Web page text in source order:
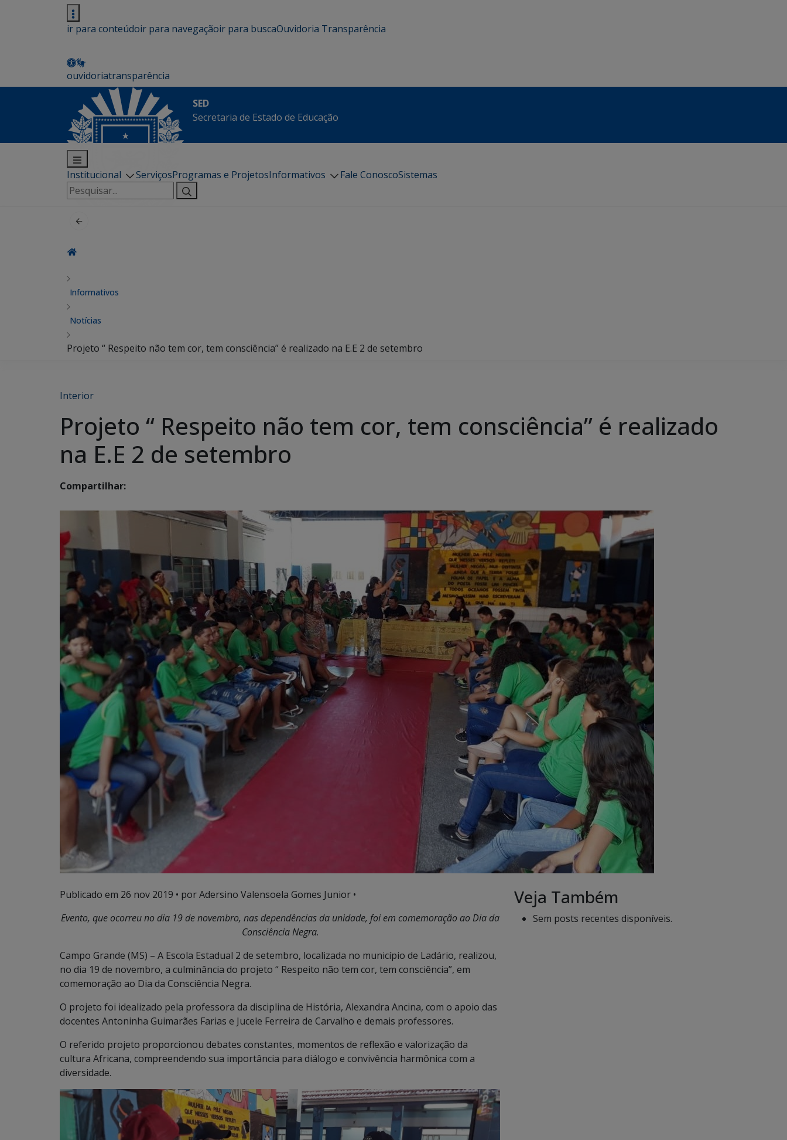
ir para conteúdoir para navegaçãoir para buscaOuvidoria Transparência
ouvidoriatransparência
SED
Secretaria de Estado de Educação
Institucional ServiçosProgramas e ProjetosInformativos Fale ConoscoSistemas
Pesquisar
por:
Informativos
Notícias
Projeto “ Respeito não tem cor, tem consciência” é realizado na E.E 2 de setembro
Interior
Projeto “ Respeito não tem cor, tem consciência” é realizado
na E.E 2 de setembro
Compartilhar:
Publicado em 26 nov 2019 • por Adersino Valensoela Gomes Junior •
Evento, que ocorreu no dia 19 de novembro, nas dependências da unidade, foi em comemoração ao Dia da
Consciência Negra.
Campo Grande (MS) – A Escola Estadual 2 de setembro, localizada no município de Ladário, realizou,
no dia 19 de novembro, a culminância do projeto “ Respeito não tem cor, tem consciência”, em
comemoração ao Dia da Consciência Negra.
O projeto foi idealizado pela professora da disciplina de História, Alexandra Ancina, com o apoio das
docentes Antoninha Guimarães Farias e Jucele Ferreira de Carvalho e demais professores.
O referido projeto proporcionou debates constantes, momentos de reflexão e valorização da
cultura Africana, compreendendo sua importância para diálogo e convivência harmônica com a
diversidade.
Veja Também
Sem posts recentes disponíveis.